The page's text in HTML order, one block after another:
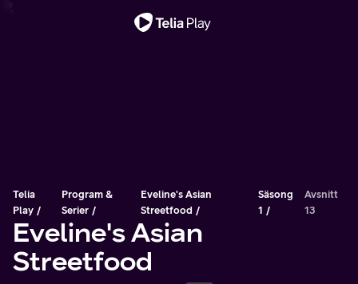
Telia
Play
Program &
Serier
Eveline's Asian
Streetfood
Säsong
1
Avsnitt
13
Eveline's Asian
Streetfood